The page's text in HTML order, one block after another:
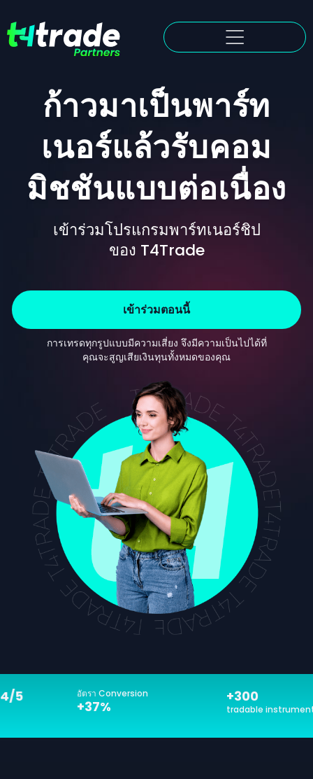
ก้าวมาเป็นพาร์ท
เนอร์แล้วรับคอม
มิชชันแบบต่อเนื่อง
เข้าร่วมโปรแกรมพาร์ทเนอร์ชิป
ของ T4Trade
เข้าร่วมตอนนี้
การเทรดทุกรูปแบบมีความเสี่ยง จึงมีความเป็นไปได้ที่
คุณจะสูญเสียเงินทุนทั้งหมดของคุณ
5 อัตรา Conversion
+37%
+300
tradable instruments